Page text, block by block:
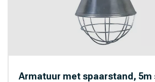
Armatuur met spaarstand, 5m